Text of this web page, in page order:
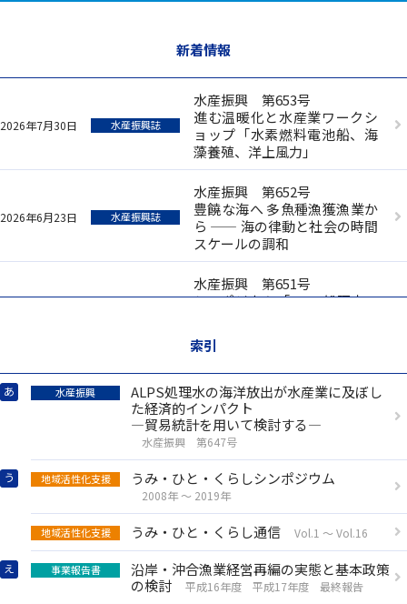
新着情報
2026年7月30日 水産振興誌
水産振興 第653号
進む温暖化と水産業ワークシ
ョップ「水素燃料電池船、海
藻養殖、洋上風力」
2026年6月23日 水産振興誌
水産振興 第652号
豊饒な海へ 多魚種漁獲漁業か
ら —— 海の律動と社会の時間
スケールの調和
水産振興 第651号
シンポジウム「ALPS処理水の
現状と課題」
2025年6月27日 水産振興誌
水産振興 第650号
海洋水産技術協議会ワークシ
ョップ「進む温暖化と水産
業」
2025年4月24日 水産振興誌
水産振興 第649号
ノルウェーサーモン養殖の経
済学
2025年4月8日 水産振興
水産振興 第648号
洋上風力発電と水産 —水産海
洋研究の立場から懸念される
こと——
索引
あ 水産振興
ALPS処理水の海洋放出が水産業に及ぼし
た経済的インパクト
—貿易統計を用いて検討する—
水産振興 第647号
う 地域活性化支援 うみ・ひと・くらしシンポジウム
2008年 ～ 2019年
地域活性化支援 うみ・ひと・くらし通信 Vol.1 ～ Vol.16
え 事業報告書
沿岸・沖合漁業経営再編の実態と基本政策
の検討
平成16年度 平成17年度 最終報告